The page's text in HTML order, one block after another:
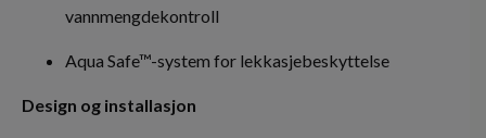
vannmengdekontroll
Aqua Safe™-system for lekkasjebeskyttelse
Design og installasjon